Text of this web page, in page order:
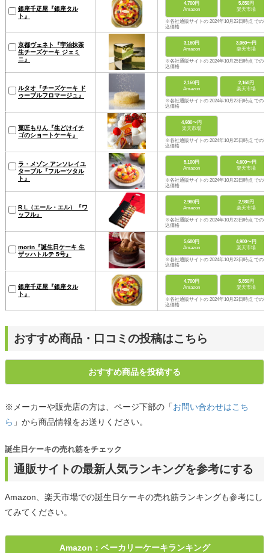
銀座千疋屋『銀座タル
ト』
4,700円
Amazon
5,850円
楽天市場
※各社通販サイトの 2024年10月23日時点 での税
込価格
京都ヴェネト『宇治抹茶
生チーズケーキ ジェミ
ニ』
3,160円
Amazon
3,060〜円
楽天市場
※各社通販サイトの 2024年10月25日時点 での税
込価格
ルタオ『チーズケーキ ド
ゥーブルフロマージュ』
2,160円
Amazon
2,160円
楽天市場
※各社通販サイトの 2024年10月23日時点 での税
込価格
菓匠もりん『生どけイチ
ゴのショートケーキ』
4,980〜円
楽天市場
※各社通販サイトの 2024年10月25日時点 での税
込価格
ラ・メゾン アンソレイユ
ターブル『フルーツタル
ト』
5,100円
Amazon
4,600〜円
楽天市場
※各社通販サイトの 2024年10月23日時点 での税
込価格
R.L（エール・エル）『ワ
ッフル』
2,980円
Amazon
2,980円
楽天市場
※各社通販サイトの 2024年10月23日時点 での税
込価格
morin『誕生日ケーキ 生
ザッハトルテ 5号』
5,680円
Amazon
4,980〜円
楽天市場
※各社通販サイトの 2024年10月23日時点 での税
込価格
銀座千疋屋『銀座タル
ト』
4,700円
Amazon
5,850円
楽天市場
※各社通販サイトの 2024年10月23日時点 での税
込価格
おすすめ商品・口コミの投稿はこちら
おすすめ商品を投稿する
※メーカーや販売店の方は、ページ下部の「お問い合わせはこち
ら 」から商品情報をお送りください。
通販サイトの最新人気ランキングを参考にする
誕生日ケーキの売れ筋をチェック
Amazon、楽天市場での誕生日ケーキの売れ筋ランキングも参考にし
てみてください。
Amazon：ベーカリーケーキランキング